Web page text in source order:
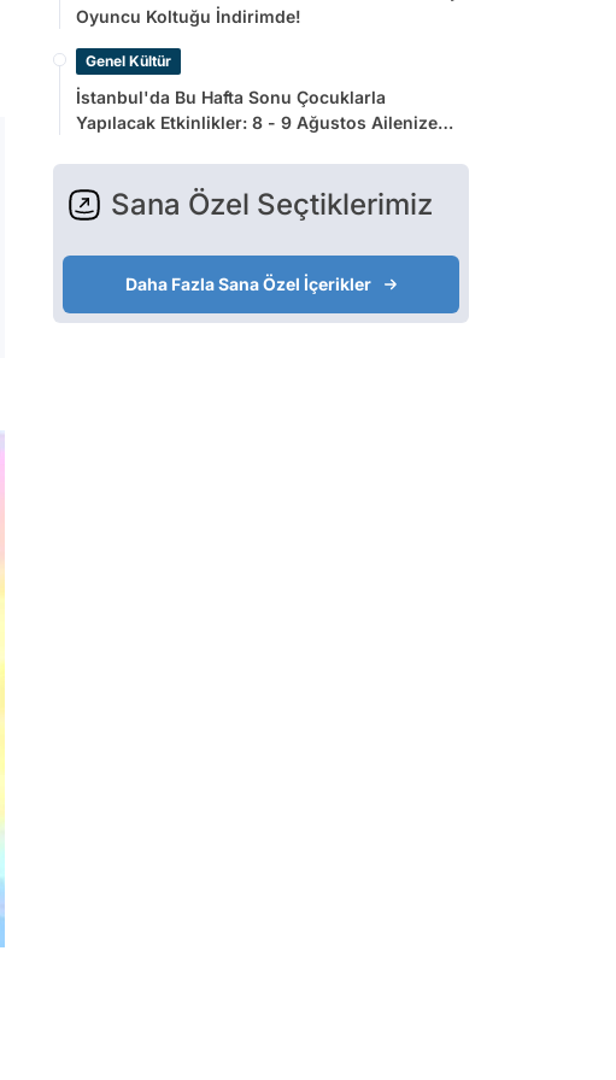
Oyuncu Koltuğu İndirimde!
Genel Kültür
İstanbul'da Bu Hafta Sonu Çocuklarla
Yapılacak Etkinlikler: 8 - 9 Ağustos Ailenize
Sana Özel Seçtiklerimiz
Daha Fazla Sana Özel İçerikler